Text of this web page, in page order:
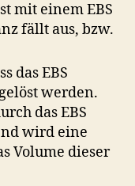
mit einem EBS
fällt aus, bzw.
das EBS
werden.
das EBS
wird eine
Volume dieser